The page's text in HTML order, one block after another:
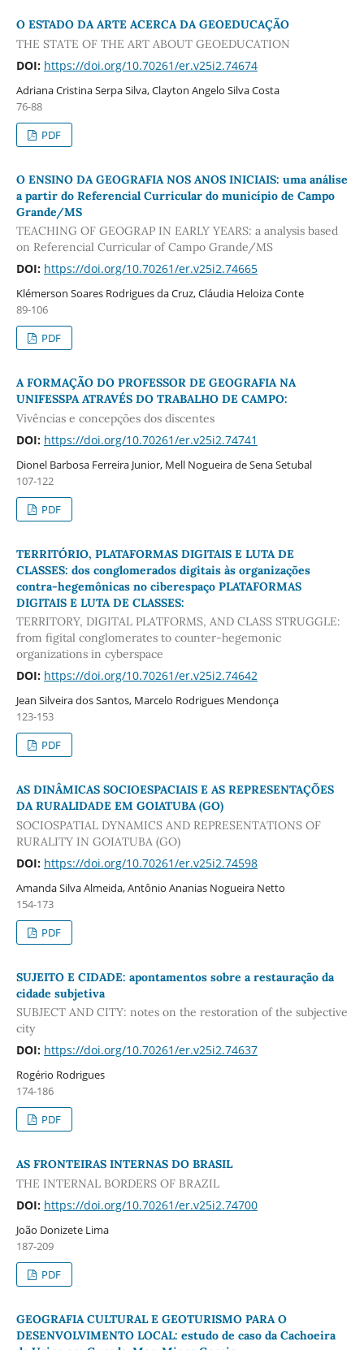
O ESTADO DA ARTE ACERCA DA GEOEDUCAÇÃO
THE STATE OF THE ART ABOUT GEOEDUCATION
DOI: https://doi.org/10.70261/er.v25i2.74674
Adriana Cristina Serpa Silva, Clayton Angelo Silva Costa
76-88
PDF
O ENSINO DA GEOGRAFIA NOS ANOS INICIAIS: uma análise
a partir do Referencial Curricular do município de Campo
Grande/MS
TEACHING OF GEOGRAP IN EARLY YEARS: a analysis based
on Referencial Curricular of Campo Grande/MS
DOI: https://doi.org/10.70261/er.v25i2.74665
Klémerson Soares Rodrigues da Cruz, Cláudia Heloiza Conte
89-106
PDF
A FORMAÇÃO DO PROFESSOR DE GEOGRAFIA NA
UNIFESSPA ATRAVÉS DO TRABALHO DE CAMPO:
Vivências e concepções dos discentes
DOI: https://doi.org/10.70261/er.v25i2.74741
Dionel Barbosa Ferreira Junior, Mell Nogueira de Sena Setubal
107-122
PDF
TERRITÓRIO, PLATAFORMAS DIGITAIS E LUTA DE
CLASSES: dos conglomerados digitais às organizações
contra-hegemônicas no ciberespaço PLATAFORMAS
DIGITAIS E LUTA DE CLASSES:
TERRITORY, DIGITAL PLATFORMS, AND CLASS STRUGGLE:
from figital conglomerates to counter-hegemonic
organizations in cyberspace
DOI: https://doi.org/10.70261/er.v25i2.74642
Jean Silveira dos Santos, Marcelo Rodrigues Mendonça
123-153
PDF
AS DINÂMICAS SOCIOESPACIAIS E AS REPRESENTAÇÕES
DA RURALIDADE EM GOIATUBA (GO)
SOCIOSPATIAL DYNAMICS AND REPRESENTATIONS OF
RURALITY IN GOIATUBA (GO)
DOI: https://doi.org/10.70261/er.v25i2.74598
Amanda Silva Almeida, Antônio Ananias Nogueira Netto
154-173
PDF
SUJEITO E CIDADE: apontamentos sobre a restauração da
cidade subjetiva
SUBJECT AND CITY: notes on the restoration of the subjective
city
DOI: https://doi.org/10.70261/er.v25i2.74637
Rogério Rodrigues
174-186
PDF
AS FRONTEIRAS INTERNAS DO BRASIL
THE INTERNAL BORDERS OF BRAZIL
DOI: https://doi.org/10.70261/er.v25i2.74700
João Donizete Lima
187-209
PDF
GEOGRAFIA CULTURAL E GEOTURISMO PARA O
DESENVOLVIMENTO LOCAL: estudo de caso da Cachoeira